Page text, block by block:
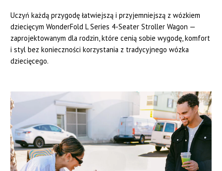
Uczyń każdą przygodę łatwiejszą i przyjemniejszą z wózkiem
dziecięcym WonderFold L Series 4-Seater Stroller Wagon —
zaprojektowanym dla rodzin, które cenią sobie wygodę, komfort
i styl bez konieczności korzystania z tradycyjnego wózka
dziecięcego.